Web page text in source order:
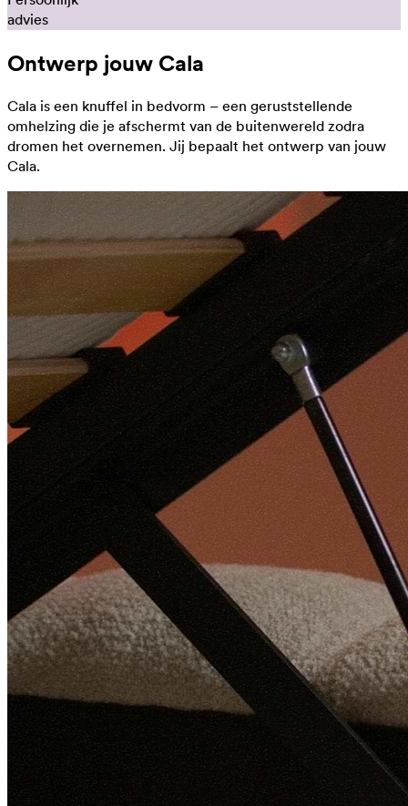
advies
Ontwerp jouw Cala
Cala is een knuffel in bedvorm – een geruststellende
omhelzing die je afschermt van de buitenwereld zodra
dromen het overnemen. Jij bepaalt het ontwerp van jouw
Cala.